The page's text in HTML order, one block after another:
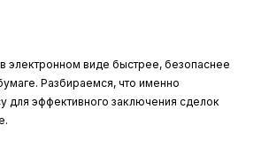
электронном виде быстрее, безопаснее
Разбираемся, что именно
для эффективного заключения сделок